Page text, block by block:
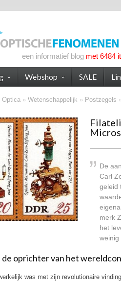
een informatief blog met 6484
Optica » Wetenschappelijk » Postzegels
De
Carl
geleid
merk
het
weinig
de oprichter van het
was met zijn revolutionaire
Webshop SALE